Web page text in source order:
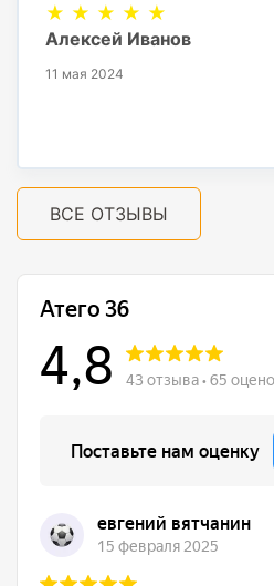
★ ★ ★ ★ ★
Алексей Иванов
11 мая 2024
ВСЕ ОТЗЫВЫ